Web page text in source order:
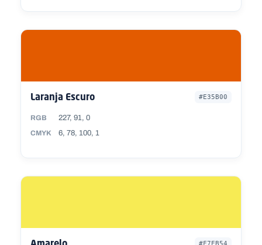
Laranja Escuro #E35B00
RGB 227, 91, 0
CMYK 6, 78, 100, 1
#F7EB54